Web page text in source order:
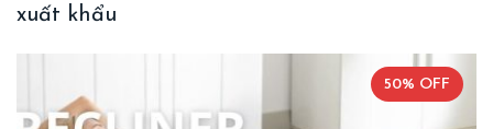
xuất khẩu
50% OFF